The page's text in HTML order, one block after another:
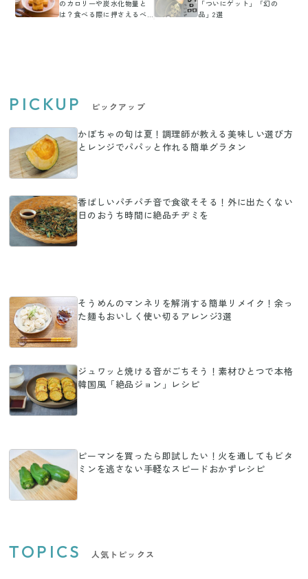
のカロリーや炭水化物量と
は？食べる際に押さえるべ
「ついにゲット」「幻の
品」2選
PICKUP ピックアップ
かぼちゃの旬は夏！調理師が教える美味しい選び方
とレンジでパパッと作れる簡単グラタン
香ばしいパチパチ音で食欲そそる！外に出たくない
日のおうち時間に絶品チヂミを
そうめんのマンネリを解消する簡単リメイク！余っ
た麺もおいしく使い切るアレンジ3選
ジュワッと焼ける音がごちそう！素材ひとつで本格
韓国風「絶品ジョン」レシピ
ピーマンを買ったら即試したい！火を通してもビタ
ミンを逃さない手軽なスピードおかずレシピ
TOPICS 人気トピックス